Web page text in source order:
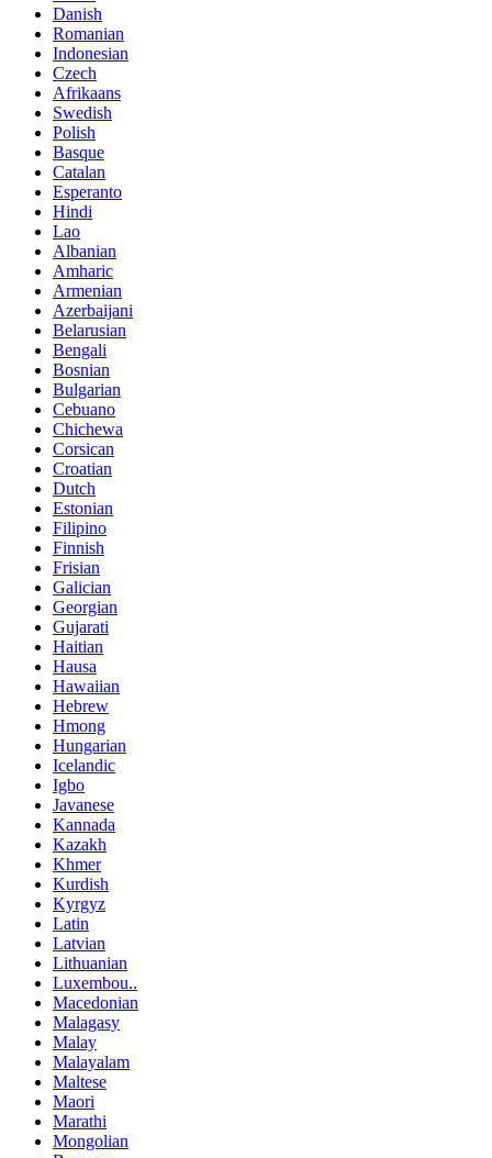
Danish
Romanian
Indonesian
Czech
Afrikaans
Swedish
Polish
Basque
Catalan
Esperanto
Hindi
Lao
Albanian
Amharic
Armenian
Azerbaijani
Belarusian
Bengali
Bosnian
Bulgarian
Cebuano
Chichewa
Corsican
Croatian
Dutch
Estonian
Filipino
Finnish
Frisian
Galician
Georgian
Gujarati
Haitian
Hausa
Hawaiian
Hebrew
Hmong
Hungarian
Icelandic
Igbo
Javanese
Kannada
Kazakh
Khmer
Kurdish
Kyrgyz
Latin
Latvian
Lithuanian
Luxembou..
Macedonian
Malagasy
Malay
Malayalam
Maltese
Maori
Marathi
Mongolian